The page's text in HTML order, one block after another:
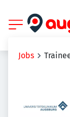
Jobs